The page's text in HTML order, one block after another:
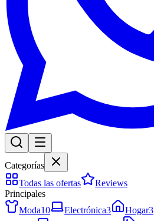
Categorías
Todas las ofertas
Reviews
Principales
Moda10 Electrónica3 Hogar3